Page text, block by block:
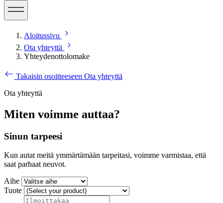
Aloitussivu
Ota yhteyttä
Yhteydenottolomake
Takaisin osoitteeseen Ota yhteyttä
Ota yhteyttä
Miten voimme auttaa?
Sinun tarpeesi
Kun autat meitä ymmärtämään tarpeitasi, voimme varmistaa, että
saat parhaat neuvot.
Aihe
Tuote